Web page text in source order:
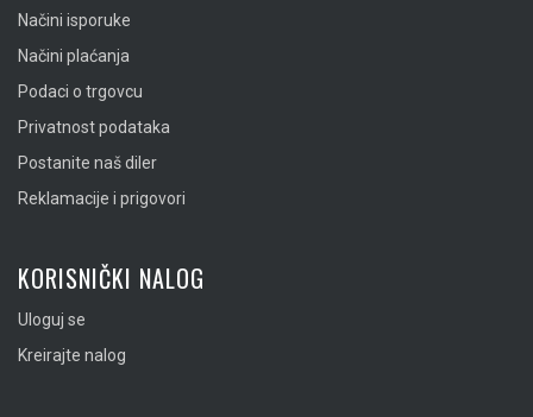
Načini isporuke
Načini plaćanja
Podaci o trgovcu
Privatnost podataka
Postanite naš diler
Reklamacije i prigovori
KORISNIČKI NALOG
Uloguj se
Kreirajte nalog